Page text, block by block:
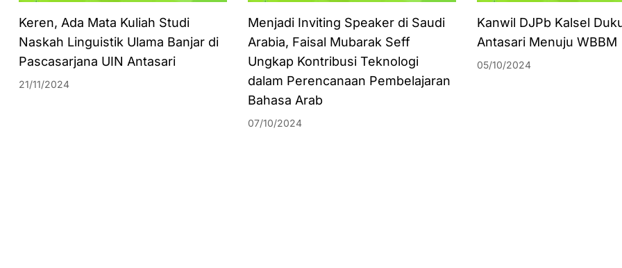
Keren, Ada Mata Kuliah Studi
Naskah Linguistik Ulama Banjar di
Pascasarjana UIN Antasari
21/11/2024
Menjadi Inviting Speaker di Saudi
Arabia, Faisal Mubarak Seff
Ungkap Kontribusi Teknologi
dalam Perencanaan Pembelajaran
Bahasa Arab
07/10/2024
Kanwil DJPb Kalsel
Antasari Menuju WBBM
05/10/2024